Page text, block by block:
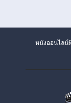
หนังออนไลน์